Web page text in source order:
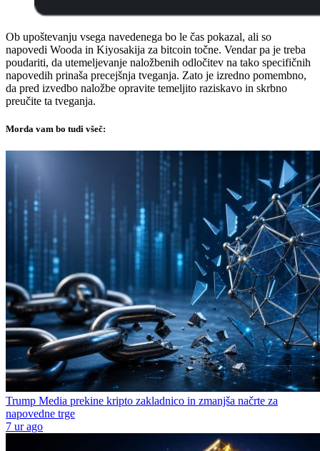
Ob upoštevanju vsega navedenega bo le čas pokazal, ali so
napovedi Wooda in Kiyosakija za bitcoin točne. Vendar pa je treba
poudariti, da utemeljevanje naložbenih odločitev na tako specifičnih
napovedih prinaša precejšnja tveganja. Zato je izredno pomembno,
da pred izvedbo naložbe opravite temeljito raziskavo in skrbno
preučite ta tveganja.
Morda vam bo tudi všeč:
Trump Media prekine kripto zakladnico in zmanjša načrte za
napovedne trge
7 ur ago